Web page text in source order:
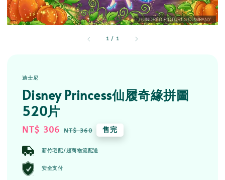
1 / 1
迪士尼
Disney Princess仙履奇緣拼圖
520片
Sale
NT$ 306 Regular
NT$ 360 售完
新竹宅配/超商物流配送
安全支付